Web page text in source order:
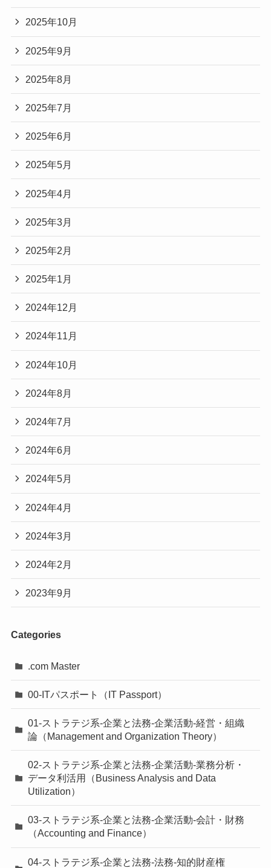
2025年10月
2025年9月
2025年8月
2025年7月
2025年6月
2025年5月
2025年4月
2025年3月
2025年2月
2025年1月
2024年12月
2024年11月
2024年10月
2024年8月
2024年7月
2024年6月
2024年5月
2024年4月
2024年3月
2024年2月
2023年9月
Categories
.com Master
00-ITパスポート（IT Passport）
01-ストラテジ系-企業と法務-企業活動-経営・組織
論（Management and Organization Theory）
02-ストラテジ系-企業と法務-企業活動-業務分析・
データ利活用（Business Analysis and Data
Utilization）
03-ストラテジ系-企業と法務-企業活動-会計・財務
（Accounting and Finance）
04-ストラテジ系-企業と法務-法務-知的財産権